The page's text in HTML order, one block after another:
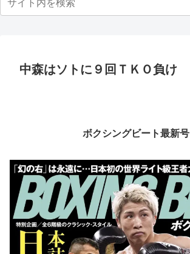
中森はソトに９回ＴＫＯ負け
ボクシングビート最新号